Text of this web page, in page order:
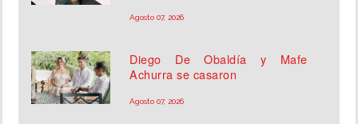
Agosto 07, 2026
Diego De Obaldía y Mafe
Achurra se casaron
Agosto 07, 2026